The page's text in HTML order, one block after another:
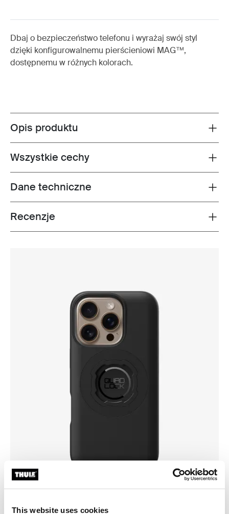
This website uses cookies
Dbaj o bezpieczeństwo telefonu i wyrażaj swój styl
dzięki konfigurowalnemu pierścieniowi MAG™,
dostępnemu w różnych kolorach.
Toggle overview
Opis produktu
Toggle features
Wszystkie cechy
Toggle techspec
Dane techniczne
Toggle overview
Recenzje